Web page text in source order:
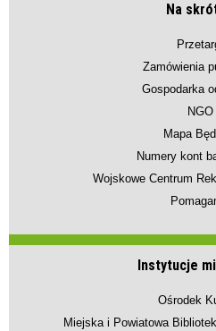
Na
Zamówienia
Gospodarka
NGO
Mapa
Numery kont
Wojskowe Centrum
Instytucje
Ośrodek
Miejska i Powiatowa